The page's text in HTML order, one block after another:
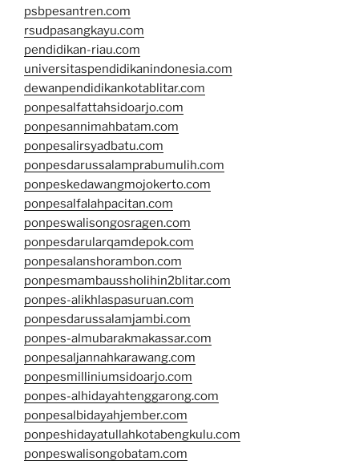
psbpesantren.com
rsudpasangkayu.com
pendidikan-riau.com
universitaspendidikanindonesia.com
dewanpendidikankotablitar.com
ponpesalfattahsidoarjo.com
ponpesannimahbatam.com
ponpesalirsyadbatu.com
ponpesdarussalamprabumulih.com
ponpeskedawangmojokerto.com
ponpesalfalahpacitan.com
ponpeswalisongosragen.com
ponpesdarularqamdepok.com
ponpesalanshorambon.com
ponpesmambaussholihin2blitar.com
ponpes-alikhlaspasuruan.com
ponpesdarussalamjambi.com
ponpes-almubarakmakassar.com
ponpesaljannahkarawang.com
ponpesmilliniumsidoarjo.com
ponpes-alhidayahtenggarong.com
ponpesalbidayahjember.com
ponpeshidayatullahkotabengkulu.com
ponpeswalisongobatam.com